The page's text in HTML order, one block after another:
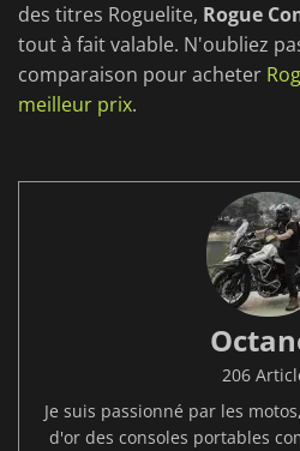
des titres Roguelite, Rogue
tout à fait valable. N'oubliez
comparaison pour acheter
meilleur prix.
206
Je suis passionné par les
d'or des consoles portables